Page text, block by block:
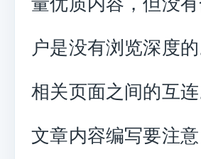
户是没有浏览深度
相关页面之间的互连
文章内容编写要注意